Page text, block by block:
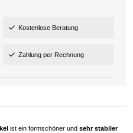
Kostenlose Beratung
Zahlung per Rechnung
ist ein formschöner und sehr stabiler